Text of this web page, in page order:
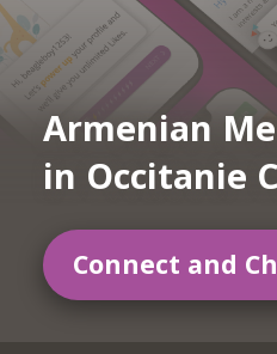
Armenian
in Occitanie
Connect and